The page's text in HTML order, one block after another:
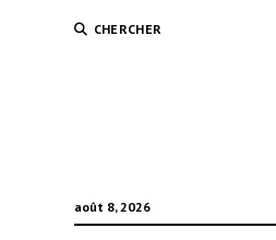
CHERCHER
août 8, 2026